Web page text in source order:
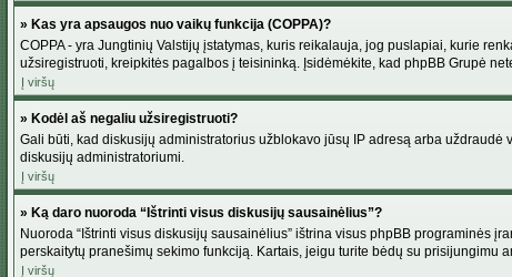
» Kas yra apsaugos nuo vaikų funkcija (COPPA)?
COPPA - yra Jungtinių Valstijų įstatymas, kuris reikalauja, jog puslapiai, kurie
užsiregistruoti, kreipkitės pagalbos į teisininką. Įsidėmėkite, kad phpBB Grupė
Į viršų
» Kodėl aš negaliu užsiregistruoti?
Gali būti, kad diskusijų administratorius užblokavo jūsų IP adresą arba
diskusijų administratoriumi.
Į viršų
» Ką daro nuoroda “Ištrinti visus diskusijų sausainėlius”?
Nuoroda “Ištrinti visus diskusijų sausainėlius” ištrina visus phpBB programinės
perskaitytų pranešimų sekimo funkciją. Kartais, jeigu turite bėdų su prisijungimu
Į viršų